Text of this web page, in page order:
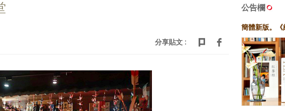
分享貼文 :
公告欄
簡體新版。《